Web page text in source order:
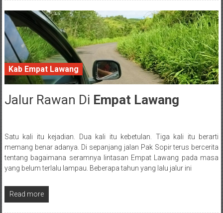
Kab Empat Lawang
29 January 2018
Jalur Rawan Di Empat Lawang
Posted By: wirawan
Satu kali itu kejadian. Dua kali itu kebetulan. Tiga kali itu berarti
memang benar adanya. Di sepanjang jalan Pak Sopir terus bercerita
tentang bagaimana seramnya lintasan Empat Lawang pada masa
yang belum terlalu lampau. Beberapa tahun yang lalu jalur ini
Read more